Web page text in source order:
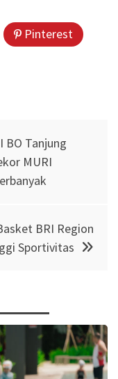
Pinterest
BO Tanjung
MURI
BRI Region
Sportivitas